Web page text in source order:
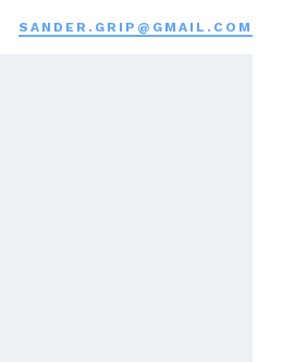
SANDER.GRIP@GMAIL.COM